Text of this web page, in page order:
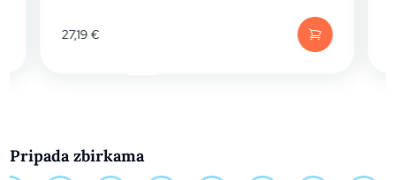
27,19€
Pripada zbirkama